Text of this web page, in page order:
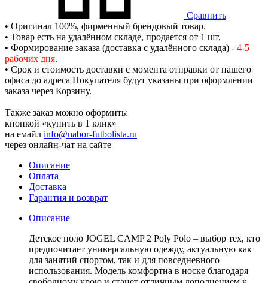
Сравнить
• Оригинал 100%, фирменный брендовый товар.
• Товар есть на удалённом складе, продается от 1 шт.
• Формирование заказа (доставка с удалённого склада) - 4-5
рабочих дня.
• Срок и стоимость доставки с момента отправки от нашего
офиса до адреса Покупателя будут указаны при оформлении
заказа через Корзину.
Также заказ можно оформить:
кнопкой «купить в 1 клик»
на емайл info@nabor-futbolista.ru
через онлайн-чат на сайте
Описание
Оплата
Доставка
Гарантия и возврат
Описание
Детское поло JOGEL CAMP 2 Poly Polo – выбор тех, кто
предпочитает универсальную одежду, актуальную как
для занятий спортом, так и для повседневного
использования. Модель комфортна в носке благодаря